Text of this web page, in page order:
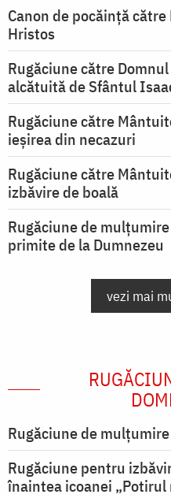
Canon de pocăință
Hristos
Rugăciune către
alcătuită de Sfântul
Rugăciune către
ieşirea din necazuri
Rugăciune către
izbăvire de boală
Rugăciune de
primite de la Dumnezeu
vezi mai
Rugăciune de
Rugăciune pentru
înaintea icoanei „Potirul